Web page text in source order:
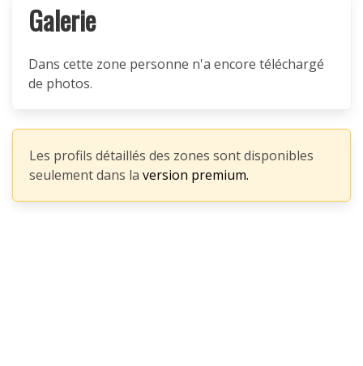
Galerie
Dans cette zone personne n'a encore téléchargé
de photos.
Les profils détaillés des zones sont disponibles
seulement dans la version premium.